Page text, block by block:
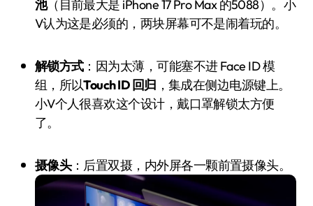
池（目前最大是 iPhone 17 Pro Max 的5088）。小
V认为这是必须的，两块屏幕可不是闹着玩的。
解锁方式：因为太薄，可能塞不进 Face ID 模
组，所以Touch ID 回归 ，集成在侧边电源键上。
小V个人很喜欢这个设计，戴口罩解锁太方便
了。
摄像头：后置双摄，内外屏各一颗前置摄像头。